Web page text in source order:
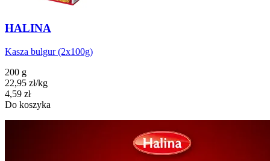
HALINA
Kasza bulgur (2x100g)
200 g
22,95 zł/kg
Cena
4,59 zł
Do koszyka